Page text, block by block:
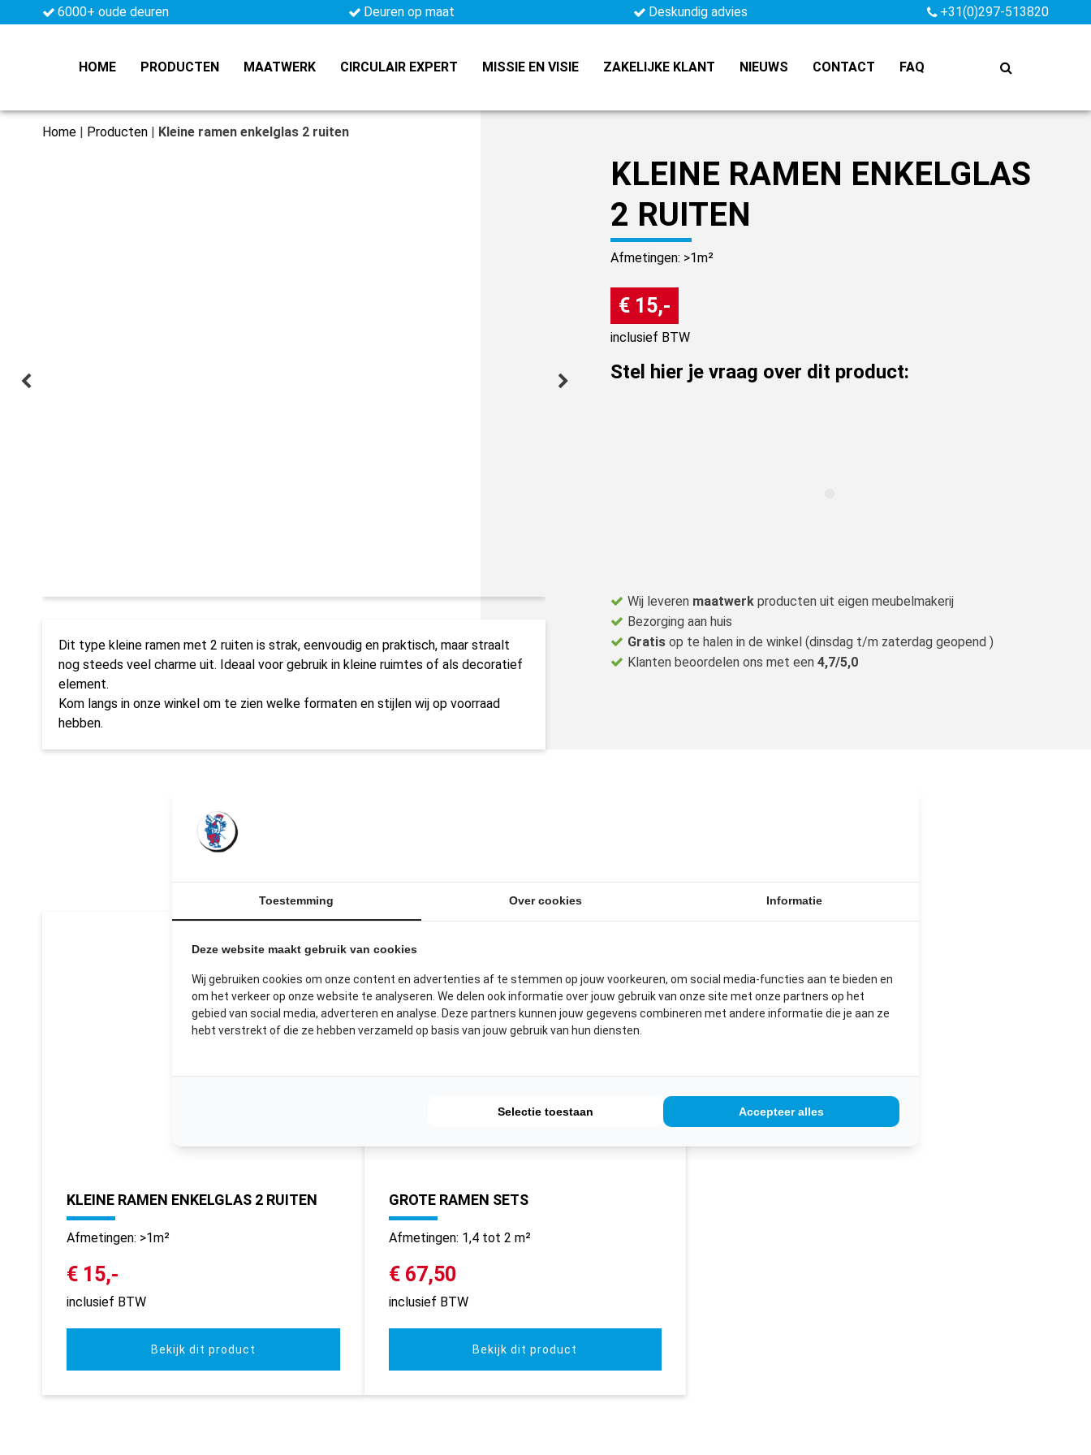
6000+ oude deuren Deuren op maat Deskundig advies +31(0)297-513820
HOME PRODUCTEN MAATWERK CIRCULAIR EXPERT MISSIE EN VISIE ZAKELIJKE KLANT NIEUWS CONTACT FAQ
Home | Producten | Kleine ramen enkelglas 2 ruiten
Dit type kleine ramen met 2 ruiten is strak, eenvoudig en praktisch, maar straalt
nog steeds veel charme uit. Ideaal voor gebruik in kleine ruimtes of als decoratief
element.
Kom langs in onze winkel om te zien welke formaten en stijlen wij op voorraad
hebben.
KLEINE RAMEN ENKELGLAS
2 RUITEN
Afmetingen: >1m²
€ 15,-
inclusief BTW
Stel hier je vraag over dit product:
Wij leveren maatwerk producten uit eigen meubelmakerij
Bezorging aan huis
Gratis op te halen in de winkel (dinsdag t/m zaterdag geopend )
Klanten beoordelen ons met een 4,7/5,0
KLEINE RAMEN ENKELGLAS 2 RUITEN
Afmetingen: >1m²
€ 15,-
inclusief BTW
Bekijk dit product
GROTE RAMEN SETS
Afmetingen: 1,4 tot 2 m²
€ 67,50
inclusief BTW
Bekijk dit product
Toestemming Over cookies Informatie
Deze website maakt gebruik van cookies
Wij gebruiken cookies om onze content en advertenties af te stemmen op jouw voorkeuren, om social media-functies aan te bieden en
om het verkeer op onze website te analyseren. We delen ook informatie over jouw gebruik van onze site met onze partners op het
gebied van social media, adverteren en analyse. Deze partners kunnen jouw gegevens combineren met andere informatie die je aan ze
hebt verstrekt of die ze hebben verzameld op basis van jouw gebruik van hun diensten.
Selectie toestaan Accepteer alles